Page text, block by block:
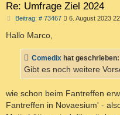
Re: Umfrage Ziel 2024
Beitrag: # 73467B
r
a
6. August 2023
Hallo Marco,
Comedix hat geschrieben:
Gibt es noch weitere
wie schon beim Fantreffen
Fantreffen in Novaesium' -